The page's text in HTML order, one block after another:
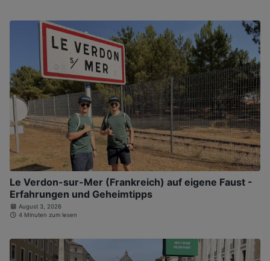
Le Verdon-sur-Mer (Frankreich) auf eigene Faust -
Erfahrungen und Geheimtipps
August 3, 2026
4 Minuten zum lesen